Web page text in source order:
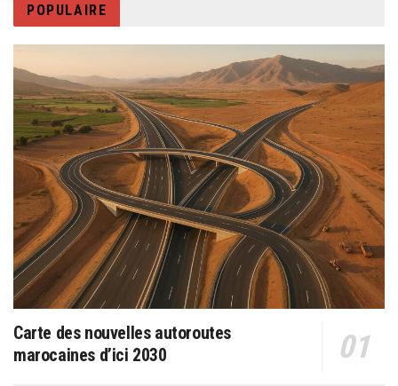
POPULAIRE
Carte des nouvelles autoroutes
marocaines d’ici 2030